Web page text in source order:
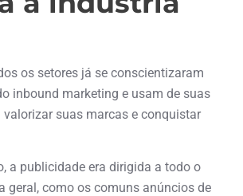
os setores já se conscientizaram
inbound marketing e usam de suas
suas marcas e conquistar
a publicidade era dirigida a todo o
geral, como os comuns anúncios de